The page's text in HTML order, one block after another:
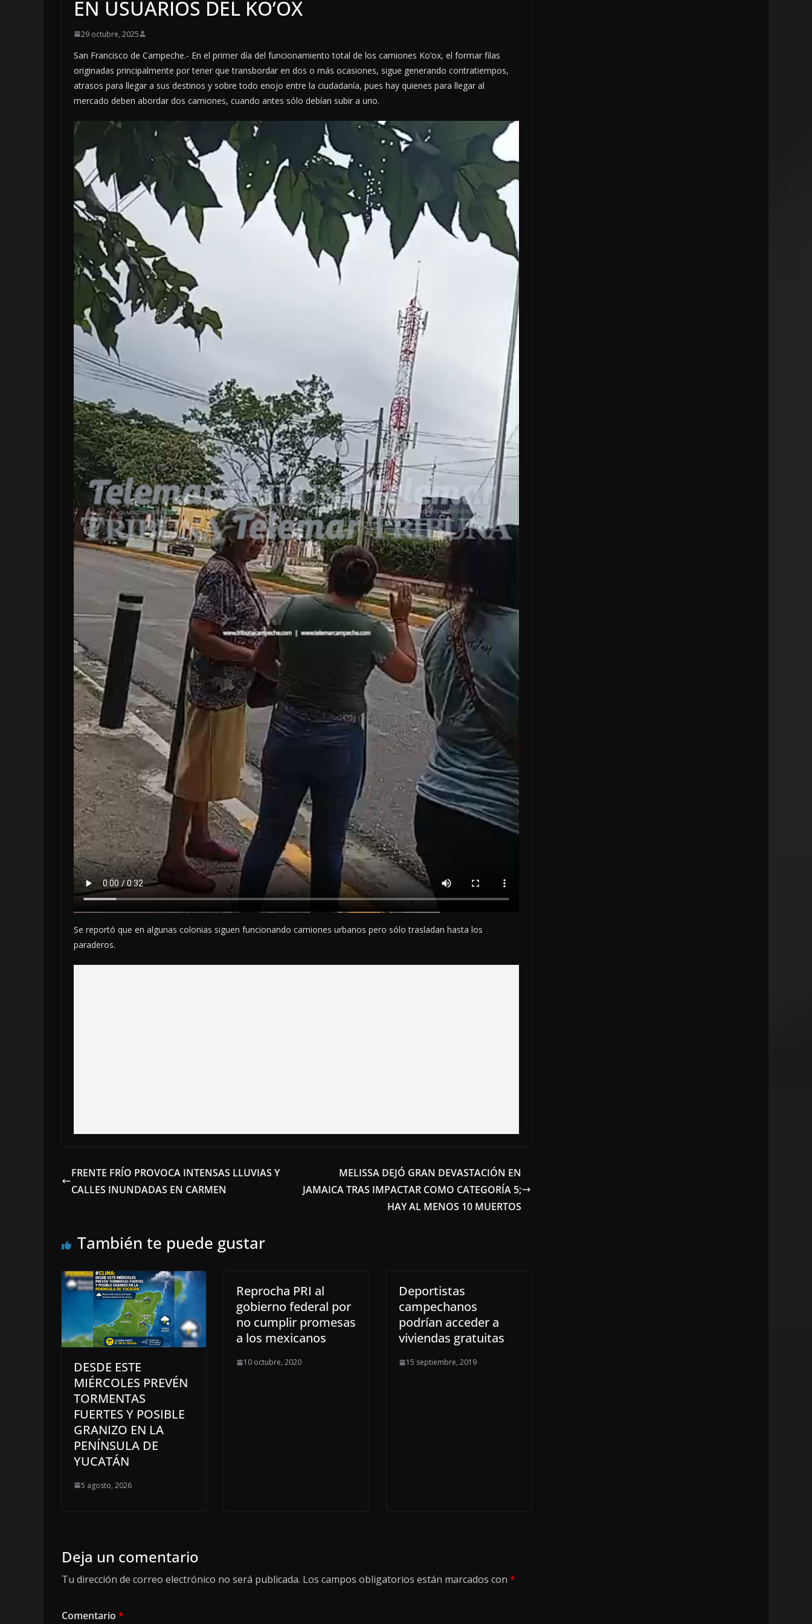
EN USUARIOS DEL KO’OX
29 octubre, 2025
San Francisco de Campeche.- En el primer día del funcionamiento total de los camiones Ko’ox, el formar filas
originadas principalmente por tener que transbordar en dos o más ocasiones, sigue generando contratiempos,
atrasos para llegar a sus destinos y sobre todo enojo entre la ciudadanía, pues hay quienes para llegar al
mercado deben abordar dos camiones, cuando antes sólo debían subir a uno.
Se reportó que en algunas colonias siguen funcionando camiones urbanos pero sólo trasladan hasta los
paraderos.
FRENTE FRÍO PROVOCA INTENSAS LLUVIAS Y
CALLES INUNDADAS EN CARMEN
MELISSA DEJÓ GRAN DEVASTACIÓN EN
JAMAICA TRAS IMPACTAR COMO CATEGORÍA 5;
HAY AL MENOS 10 MUERTOS
También te puede gustar
DESDE ESTE
MIÉRCOLES PREVÉN
TORMENTAS
FUERTES Y POSIBLE
GRANIZO EN LA
PENÍNSULA DE
YUCATÁN
5 agosto, 2026
Reprocha PRI al
gobierno federal por
no cumplir promesas
a los mexicanos
10 octubre, 2020
Deportistas
campechanos
podrían acceder a
viviendas gratuitas
15 septiembre, 2019
Deja un comentario
Tu dirección de correo electrónico no será publicada. Los campos obligatorios están marcados con *
Comentario *